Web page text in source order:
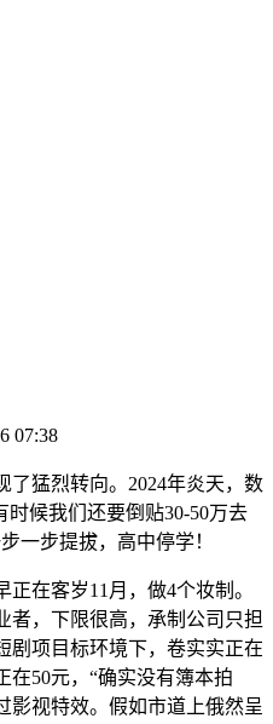
07:38
猛烈转向。2024年炎天，数
时候我们还要倒贴30-50万去
一步提拔，高中停学！
在客岁11月，做4个妆制。
者，下限很高，承制公司只担
剧项目标环境下，卷实实正在
在50元，“确实没有簿本拍
影视特效。假如市道上俄然呈